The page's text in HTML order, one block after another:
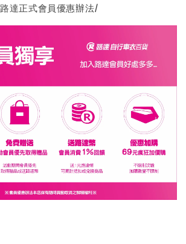
路達正式會員優惠辦法/